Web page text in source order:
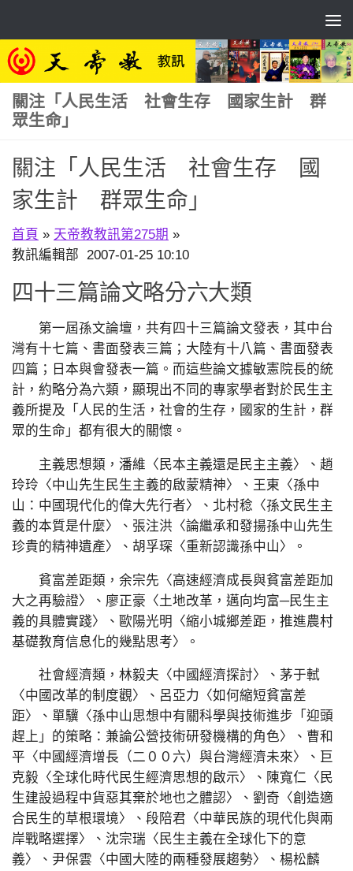
關注「人民生活 社會生存 國家生計 群
眾生命」
關注「人民生活 社會生存 國
家生計 群眾生命」
首頁 » 天帝教教訊第275期 »
教訊編輯部 2007-01-25 10:10
四十三篇論文略分六大類
第一屆孫文論壇，共有四十三篇論文發表，其中台
灣有十七篇、書面發表三篇；大陸有十八篇、書面發表
四篇；日本與會發表一篇。而這些論文據敏憲院長的統
計，約略分為六類，顯現出不同的專家學者對於民生主
義所提及「人民的生活，社會的生存，國家的生計，群
眾的生命」都有很大的關懷。
主義思想類，潘維〈民本主義還是民主主義〉、趙
玲玲〈中山先生民生主義的啟蒙精神〉、王東〈孫中
山：中國現代化的偉大先行者〉、北村稔〈孫文民生主
義的本質是什麼〉、張注洪〈論繼承和發揚孫中山先生
珍貴的精神遺產〉、胡孚琛〈重新認識孫中山〉。
貧富差距類，余宗先〈高速經濟成長與貧富差距加
大之再驗證〉、廖正豪〈土地改革，邁向均富─民生主
義的具體實踐〉、歐陽光明〈縮小城鄉差距，推進農村
基礎教育信息化的幾點思考〉。
社會經濟類，林毅夫〈中國經濟探討〉、茅于軾
〈中國改革的制度觀〉、呂亞力〈如何縮短貧富差
距〉、單驥〈孫中山思想中有關科學與技術進步「迎頭
趕上」的策略：兼論公營技術研發機構的角色〉、曹和
平〈中國經濟增長（二００六）與台灣經濟未來〉、巨
克毅〈全球化時代民生經濟思想的啟示〉、陳寬仁〈民
生建設過程中貨惡其棄於地也之體認〉、劉奇〈創造適
合民生的草根環境〉、段陪君〈中華民族的現代化與兩
岸戰略選擇〉、沈宗瑞〈民生主義在全球化下的意
義〉、尹保雲〈中國大陸的兩種發展趨勢〉、楊松麟